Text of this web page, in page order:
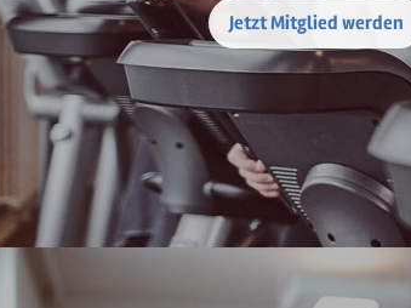
Jetzt Mitglied werden